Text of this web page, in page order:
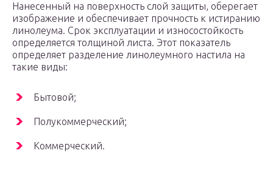
Нанесенный на поверхность слой защиты, оберегает
изображение и обеспечивает прочность к истиранию
линолеума. Срок эксплуатации и износостойкость
определяется толщиной листа. Этот показатель
определяет разделение линолеумного настила на
такие виды:
Бытовой;
Полукоммерческий;
Коммерческий.